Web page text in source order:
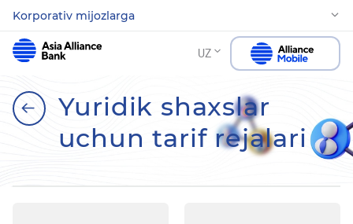
Korporativ mijozlarga
UZ
Yuridik shaxslar
uchun tarif rejalari